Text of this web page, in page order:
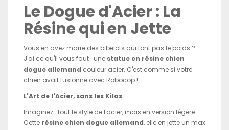
Le Dogue d'Acier : La
Résine qui en Jette
Vous en avez marre des bibelots qui font pas le poids ?
J'ai ce qu'il vous faut : une statue en résine chien
dogue allemand couleur acier. C'est comme si votre
chien avait fusionné avec Robocop !
L'Art de l'Acier, sans les Kilos
Imaginez : tout le style de l'acier, mais en version légère.
Cette résine chien dogue allemand, elle en jette un max